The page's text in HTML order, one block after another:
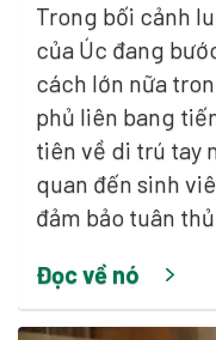
Trong bối cảnh
của Úc đang
cách lớn nữa
phủ liên bang
tiên về di trú tay
quan đến sinh
đảm bảo tuân
Đọc về nó